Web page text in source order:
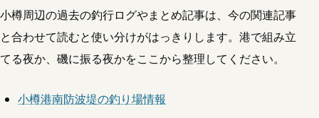
小樽周辺の過去の釣行ログやまとめ記事は、今の関連記事
と合わせて読むと使い分けがはっきりします。港で組み立
てる夜か、磯に振る夜かをここから整理してください。
小樽港南防波堤の釣り場情報